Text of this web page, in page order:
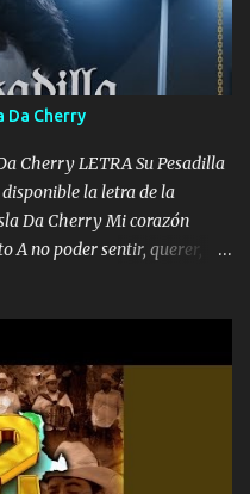
me fajó una super o a veces
las generaciones yo
pues así soy me mandó
el dedo soy hocicon un
no saben nada falsas
corriente no quieren ve...
Da Cherry
Cherry LETRA Su Pesadilla
la letra de la
Da Cherry Mi corazón
A no poder sentir, querer,
soy su pesadilla, lo sé
Tengo de rodillas a otras
Soy yo la mente que
sencilla No lo entenderías en
nadie lo tiene Una me está